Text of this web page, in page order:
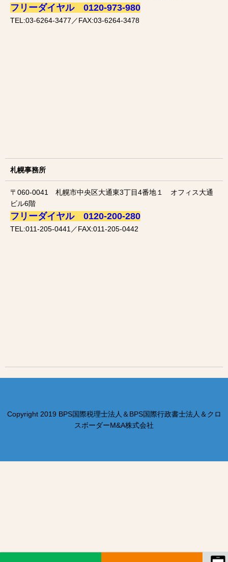
フリーダイヤル 0120-973-980
TEL:03-6264-3477／FAX:03-6264-3478
札幌事務所
〒060-0041 札幌市中央区大通東3丁目4番地１ オフィス大通
ビル6階
フリーダイヤル 0120-200-280
TEL:011-205-0441／FAX:011-205-0442
Copyright 2019 BPS国際税理士法人＆BPS国際行政書士法人＆クロ
スボーダーM&A株式会社